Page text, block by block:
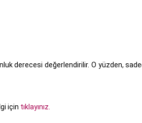
derecesi değerlendirilir. O yüzden,
için tıklayınız.